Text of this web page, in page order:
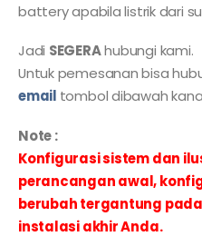
battery apabila listrik dari
Jadi SEGERAhubungi kami.
Untuk pemesanan bisa
email tombol dibawah
Note :
Konfigurasi sistem dan
perancangan awal,
berubah tergantung
instalasi akhir Anda.